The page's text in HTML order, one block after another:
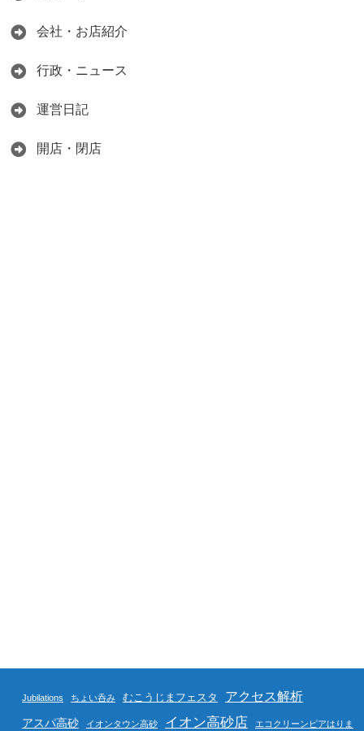
会社・お店紹介
行政・ニュース
運営日記
開店・閉店
Jubilations ちょい呑み むこうじまフェスタ アクセス解析
アスパ高砂 イオンタウン高砂 イオン高砂店 エコクリーンピアはりま